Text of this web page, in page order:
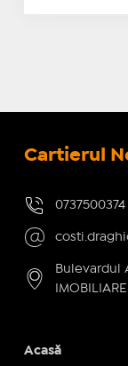
Cartierul
0737500374
Bulevardul
Acasă